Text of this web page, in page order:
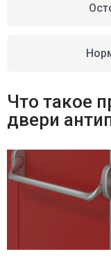
Что такое
двери